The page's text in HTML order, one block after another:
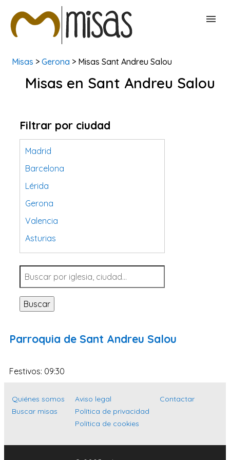
BUSCAR MISAS
Misas > Gerona > Misas Sant Andreu Salou
Misas en Sant Andreu Salou
Filtrar por ciudad
Madrid
Barcelona
Lérida
Gerona
Valencia
Asturias
Tarragona
Navarra
Valladolid
Sevilla
Santa Cruz de Tenerife
Las Palmas
Málaga
Toledo
Buscar
Parroquia de Sant Andreu Salou
Festivos: 09:30
Quiénes somos
Buscar misas
Aviso legal
Política de privacidad
Política de cookies
Contactar